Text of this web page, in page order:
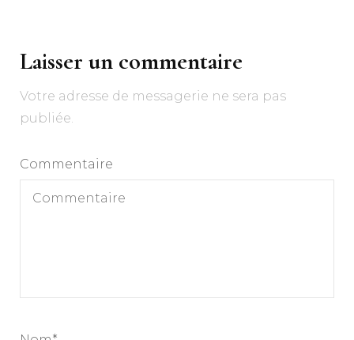
Laisser un commentaire
Votre adresse de messagerie ne sera pas
publiée.
Commentaire